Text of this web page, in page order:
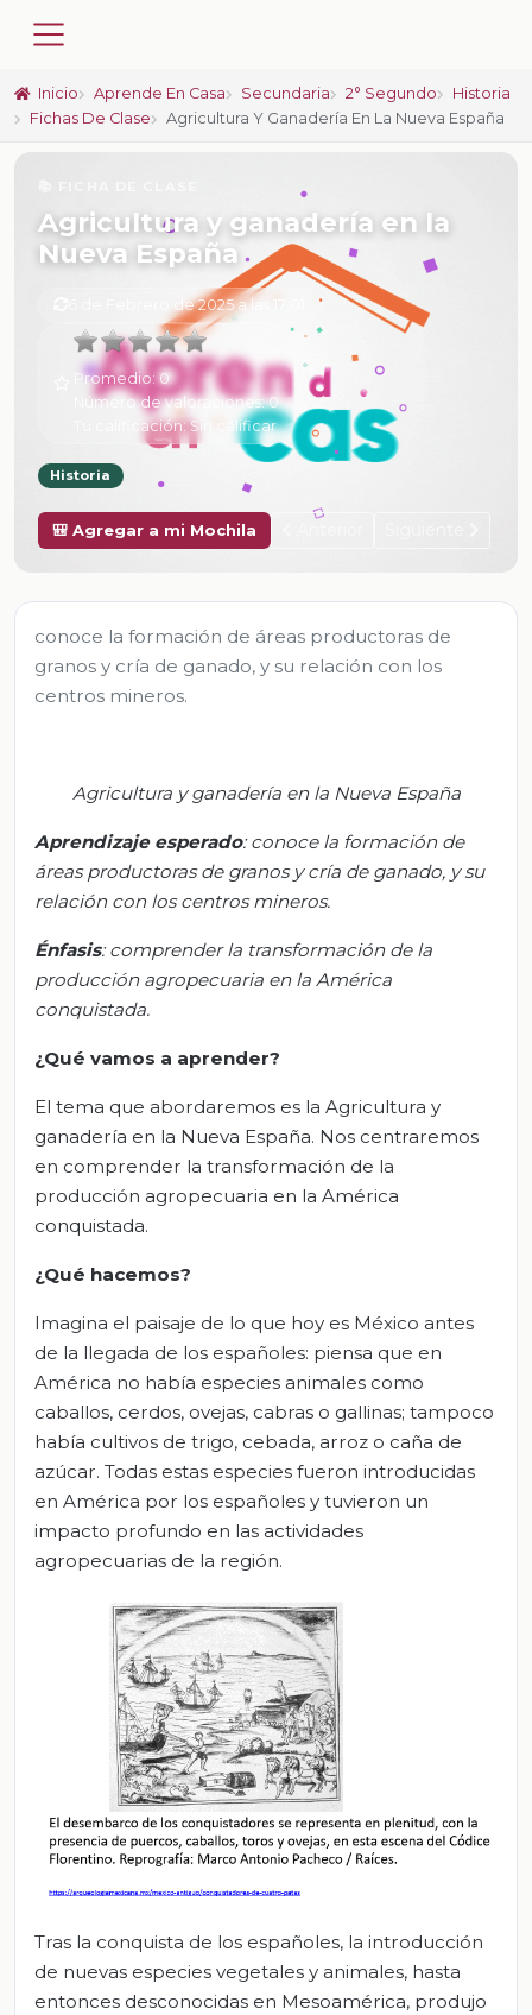
Inicio Aprende En Casa Secundaria 2° Segundo
Historia
Fichas De Clase
Agricultura Y Ganadería En La Nueva España
Agricultura y ganadería en la
Nueva España
6 de Febrero de 2025 a las 17:01
Promedio: 0
Número de valoraciones:0
Tu calificación:Sin calificar
Historia
🎒 Agregar a mi Mochila
conoce la formación de áreas productoras de
granos y cría de ganado, y su relación con los
centros mineros.
Agricultura y ganadería en la Nueva España
Aprendizaje esperado:conoce la formación de
áreas productoras de granos y cría de ganado, y su
relación con los centros mineros.
Énfasis: comprender la transformación de la
producción agropecuaria en la América
conquistada.
¿Qué vamos a aprender?
El tema que abordaremos es la Agricultura y
ganadería en la Nueva España. Nos centraremos
en comprender la transformación de la
producción agropecuaria en la América
conquistada.
¿Qué hacemos?
Imagina el paisaje de lo que hoy es México antes
de la llegada de los españoles: piensa que en
América no había especies animales como
caballos, cerdos, ovejas, cabras o gallinas; tampoco
había cultivos de trigo, cebada, arroz o caña de
azúcar. Todas estas especies fueron introducidas
en América por los españoles y tuvieron un
impacto profundo en las actividades
agropecuarias de la región.
Tras la conquista de los españoles, la introducción
de nuevas especies vegetales y animales, hasta
entonces desconocidas en Mesoamérica, produjo